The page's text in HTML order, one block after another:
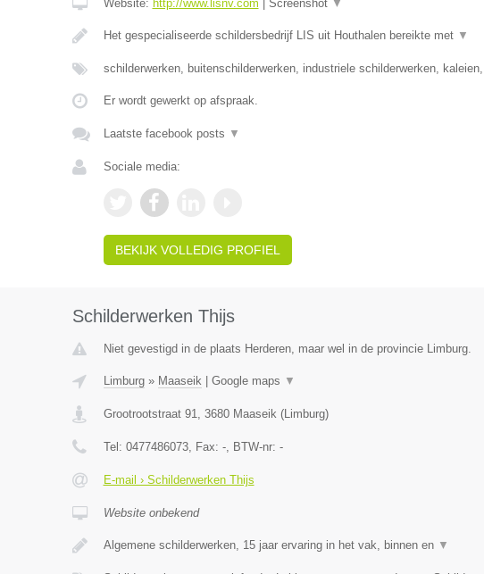
Website: http://www.lisnv.com Screenshot ▼
Het gespecialiseerde schildersbedrijf LIS uit Houthalen bereikte met ▼
schilderwerken, buitenschilderwerken, industriele schilderwerken, kaleien,
Er wordt gewerkt op afspraak.
Laatste facebook posts ▼
Sociale media:
BEKIJK VOLLEDIG PROFIEL
Schilderwerken Thijs
Niet gevestigd in de plaats Herderen, maar wel in de provincie Limburg.
Limburg» Maaseik| Google maps ▼
Grootrootstraat 91, 3680 Maaseik(Limburg)
Tel: 0477486073, Fax: -, BTW-nr: -
E-mail › Schilderwerken Thijs
Website onbekend
Algemene schilderwerken, 15 jaar ervaring in het vak, binnen en ▼